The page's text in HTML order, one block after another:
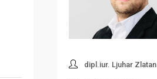
dipl.iur. Ljuhar Zlatan